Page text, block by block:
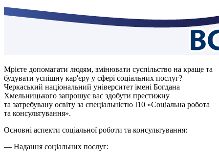
Мрієте допомагати людям, змінювати суспільство на краще та
будувати успішну кар'єру у сфері соціальних послуг?
Черкаський національний університет імені Богдана
Хмельницького запрошує вас здобути престижну
та затребувану освіту за спеціальністю I10 «Соціальна робота
та консультування».
Основні аспекти соціальної роботи та консультування:
— Надання соціальних послуг: